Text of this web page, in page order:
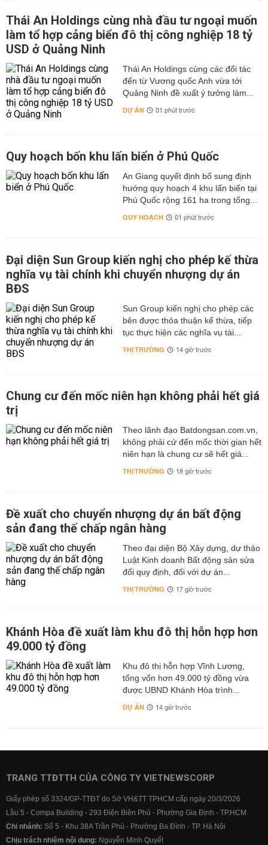
Thái An Holdings cùng nhà đầu tư ngoại muốn
làm tổ hợp cảng biển đô thị công nghiệp 18 tỷ
USD ở Quảng Ninh
Thái An Holdings cùng các đối tác
đến từ Vương quốc Anh vừa tới
Quảng Ninh đề xuất ý tưởng làm...
DỰ ÁN 01 phút trước
Quy hoạch bốn khu lấn biển ở Phú Quốc
An Giang quyết định bổ sung định
hướng quy hoạch 4 khu lấn biển tại
Phú Quốc rộng 161 ha trong tổng...
QUY HOẠCH 01 phút trước
Đại diện Sun Group kiến nghị cho phép kế thừa
nghĩa vụ tài chính khi chuyển nhượng dự án
BĐS
Sun Group kiến nghị cho phép các
bên được thỏa thuận kế thừa, tiếp
tục thực hiện các nghĩa vụ tài...
THỊ TRƯỜNG 14 giờ trước
Chung cư đến mốc niên hạn không phải hết giá
trị
Theo lãnh đạo Batdongsan.com.vn,
không phải cứ đến mốc thời gian hết
niên hạn là chung cư sẽ hết giá...
THỊ TRƯỜNG 18 giờ trước
Đề xuất cho chuyển nhượng dự án bất động
sản đang thế chấp ngân hàng
Theo đại diện Bộ Xây dựng, dự thảo
Luật Kinh doanh Bất động sản sửa
đổi quy định, đối với dự án...
THỊ TRƯỜNG 17 giờ trước
Khánh Hòa đề xuất làm khu đô thị hỗn hợp hơn
49.000 tỷ đồng
Khu đô thị hỗn hợp Vĩnh Lương,
tổng vốn hơn 49.000 tỷ đồng vừa
được UBND Khánh Hòa trình...
DỰ ÁN 14 giờ trước
TRANG TTĐTTH CỦA CÔNG TY VIETNEWSCORP
Giấy phép số 3324/GP-TTĐT do Sở VH&TT TPHCM cấp ngày 20/3/2026
Lầu 5 - Compa Building - 293 Điện Biên Phủ - Phường Gia Định - TP.HCM
Chi nhánh: Số 5 - Khu 38A Trần Phú - Phường Ba Đình - TP. Hà Nội
Chịu trách nhiệm nội dung: Nguyễn Minh Quyết